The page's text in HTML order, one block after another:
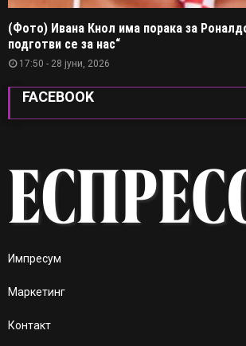
(Фото) Ивана Кнол има порака за
подготви се за нас“
17:50 - 28 јуни, 2026
FACEBOOK
Импресум
Маркетинг
Контакт